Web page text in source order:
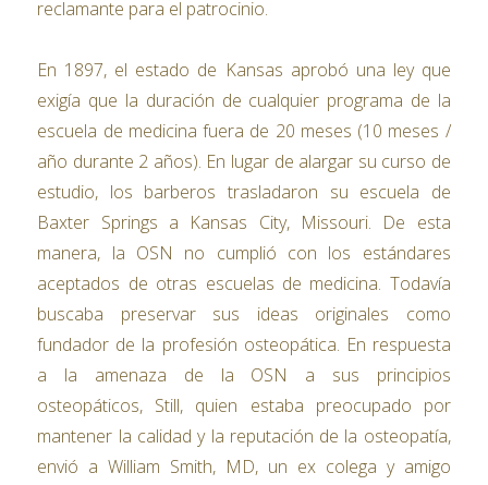
reclamante para el patrocinio.
En 1897, el estado de Kansas aprobó una ley que
exigía que la duración de cualquier programa de la
escuela de medicina fuera de 20 meses (10 meses /
año durante 2 años). En lugar de alargar su curso de
estudio, los barberos trasladaron su escuela de
Baxter Springs a Kansas City, Missouri. De esta
manera, la OSN no cumplió con los estándares
aceptados de otras escuelas de medicina. Todavía
buscaba preservar sus ideas originales como
fundador de la profesión osteopática. En respuesta
a la amenaza de la OSN a sus principios
osteopáticos, Still, quien estaba preocupado por
mantener la calidad y la reputación de la osteopatía,
envió a William Smith, MD, un ex colega y amigo